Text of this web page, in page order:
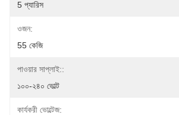
5 প্যারিস
ওজন:
55 কেজি
পাওয়ার সাপ্লাই::
১০০-২৪০ ভোল্ট
কার্যকরী ভোল্টেজ: